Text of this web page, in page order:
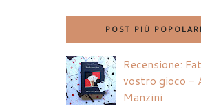
POST PIÙ POPOLARI
Recensione:
vostro gioco -
Manzini